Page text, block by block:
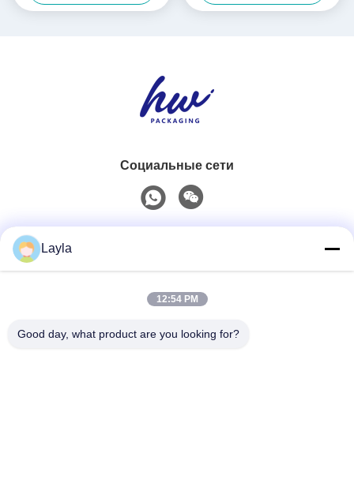
заказ
Социальные сети
0086-18688885859
Layla
12:54 PM
Good day, what product are you looking for?